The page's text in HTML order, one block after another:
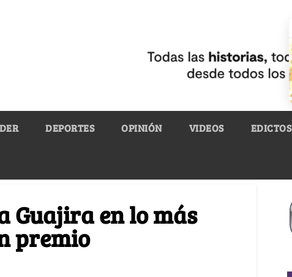
DEPORTES OPINIÓN VIDEOS EDICTOS
Guajira en lo más
premio